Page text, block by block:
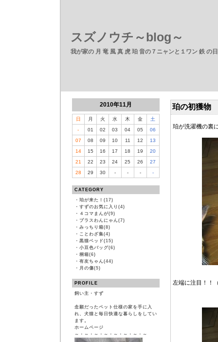
スズノウチ～blog～
我が家の 月 竜 風 真 虎 珀 音の７ニャンと１ワン 鉄 の
2010年11月
日 月 火 水 木 金
土
-
01 02 03 04 05
06
07
08 09 10 11 12
13
14
15 16 17 18 19
20
21
22 23 24 25 26
27
28
29 30 - - - -
CATEGORY
・ 珀が来た！(17)
・ すずのお気に入り(4)
・ ４コマまんが(9)
・ プラスわんにゃん(7)
・ みっちり箱(8)
・ ことわざ集(4)
・ 黒猫ベッド(15)
・ 小豆色バッグ(6)
・ 桐箱(6)
・ 有友ちゃん(44)
・ 月の傷(5)
PROFILE
飼い主・すず
念願だったペット仕様の家を手に入
れ、犬猫と毎日快適な暮らしをしてい
ます。
ホームページ
～・～・～・～・～・～・～・～
珀の初獲物
珀が洗濯機の裏
左端に注目！！